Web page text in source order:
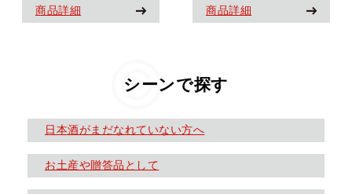
商品詳細
商品詳細
シーンで探す
日本酒がまだなれていない方へ
お土産や贈答品として